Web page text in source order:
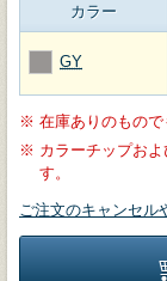
カラー
GY
※ 在庫ありのもので
※ カラーチップお
す。
ご注文のキャンセル